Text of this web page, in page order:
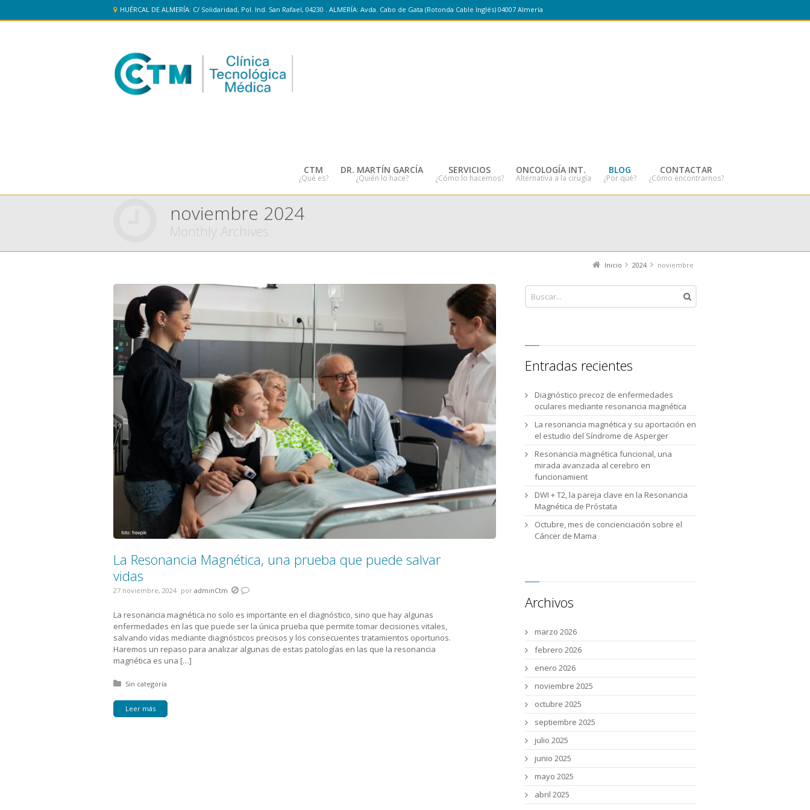
HUÉRCAL DE ALMERÍA: C/ Solidaridad, Pol. Ind. San Rafael, 04230 . ALMERÍA: Avda. Cabo de Gata (Rotonda Cable Inglés) 04007 Almería
CTM
¿Qué es?
DR. MARTÍN GARCÍA
¿Quién lo hace?
SERVICIOS
¿Cómo lo hacemos?
ONCOLOGÍA INT.
Alternativa a la cirugía
BLOG
¿Por qué?
CONTACTAR
¿Cómo encontrarnos?
noviembre 2024
Monthly Archives
Inicio 2024 noviembre
La Resonancia Magnética, una prueba que puede salvar
vidas
27 noviembre, 2024 por adminCtm
La resonancia magnética no solo es importante en el diagnóstico, sino que hay algunas
enfermedades en las que puede ser la única prueba que permite tomar decisiones vitales,
salvando vidas mediante diagnósticos precisos y los consecuentes tratamientos oportunos.
Haremos un repaso para analizar algunas de estas patologías en las que la resonancia
magnética es una […]
Posted in:
Sin categoría
Leer más
Entradas recientes
Diagnóstico precoz de enfermedades
oculares mediante resonancia magnética
La resonancia magnética y su aportación en
el estudio del Síndrome de Asperger
Resonancia magnética funcional, una
mirada avanzada al cerebro en
funcionamient
DWI + T2, la pareja clave en la Resonancia
Magnética de Próstata
Octubre, mes de concienciación sobre el
Cáncer de Mama
Archivos
marzo 2026
febrero 2026
enero 2026
noviembre 2025
octubre 2025
septiembre 2025
julio 2025
junio 2025
mayo 2025
abril 2025